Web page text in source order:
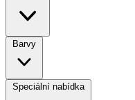
Barvy
Speciální nabídka